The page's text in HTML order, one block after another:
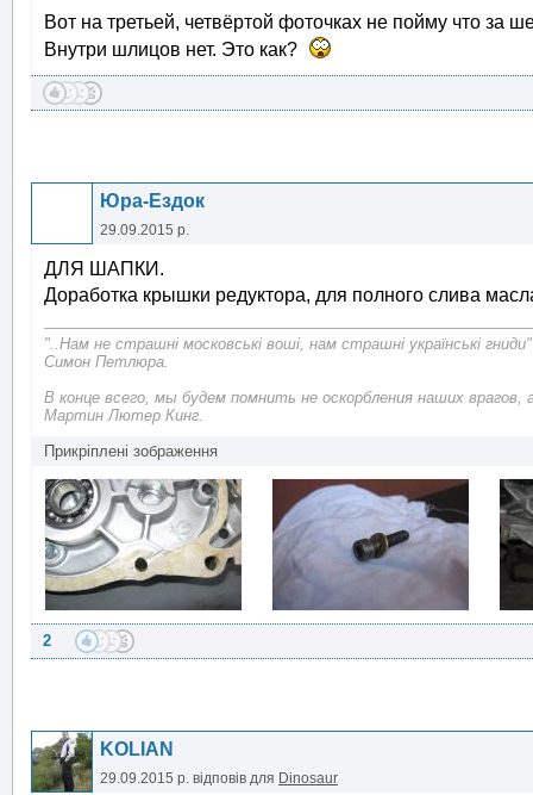
Вот на третьей, четвёртой фоточках не пойму что за
Внутри шлицов нет. Это как?
Юра-Ездок
29.09.2015 р.
ДЛЯ ШАПКИ.
Доработка крышки редуктора, для полного слива
"..Нам не страшні московські воші, нам страшні українські гниди"
Симон Петлюра.
В конце всего, мы будем помнить не оскорбления наших врагов,
Мартин Лютер Кинг.
Прикріплені зображення
2
KOLIAN
29.09.2015 р. відповів для Dinosaur